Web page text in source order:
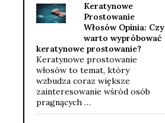
Keratynowe
Prostowanie
Włosów Opinia: Czy
warto wypróbować
keratynowe prostowanie?
Keratynowe prostowanie
włosów to temat, który
wzbudza coraz większe
zainteresowanie wśród osób
pragnących …